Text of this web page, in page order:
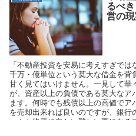
るべ
営の
「不動産投資を安易に考えすぎで
千万・億単位という莫大な借金を背
甘く見てはいけません。一見して華
が、資産以上の負債である莫大なア
ます。何時でも残債以上の高値で
を売却出来れば良いのですが、銀
ームも終焉に向かい難しい事にな
確保し儲けるためにも、サラリー